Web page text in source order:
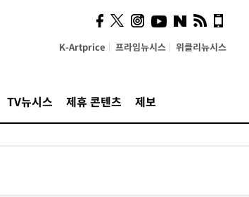
K-Artprice 프라임뉴시스 위클리뉴시스
TV뉴시스 제휴 콘텐츠 제보
시, 스마트폰 액세서리에
NFC 더했다